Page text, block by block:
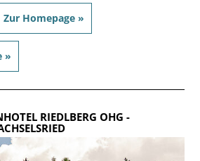
Zur Homepage »
»
RIEDLBERG OHG -